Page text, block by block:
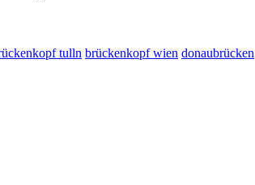
tulln brückenkopf wien donaubrücken